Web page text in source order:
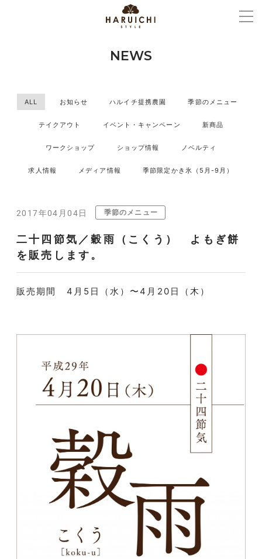
NEWS
ALL お知らせ ハルイチ提携農園 季節のメニュー
テイクアウト イベント・キャンペーン 新商品
ワークショップ ショップ情報 ノベルティ
求人情報 メディア情報 季節限定かき氷（5月-9月）
2017年04月04日 季節のメニュー
二十四節気／穀雨（こくう） よもぎ餅
を販売します。
販売期間 4月5日（水）〜4月20日（木）